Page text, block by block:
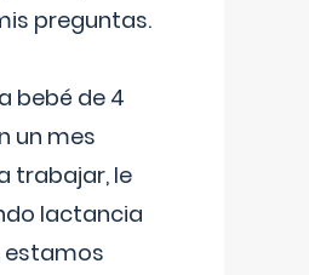
preguntas.
bebé de 4
un mes
trabajar, le
lactancia
estamos